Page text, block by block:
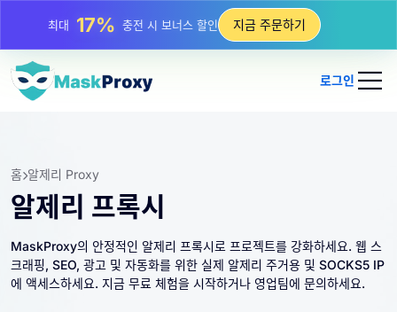
최대25%정적 IP 구매 할인 지금 주문하기
로그인
홈 알제리 Proxy
알제리 프록시
MaskProxy의 안정적인 알제리 프록시로 프로젝트를 강화하세요. 웹 스
크래핑, SEO, 광고 및 자동화를 위한 실제 알제리 주거용 및 SOCKS5 IP
에 액세스하세요. 지금 무료 체험을 시작하거나 영업팀에 문의하세요.